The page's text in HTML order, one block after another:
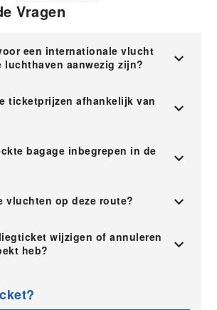
Vragen
een internationale vlucht
luchthaven aanwezig zijn?
ticketprijzen afhankelijk van
bagage inbegrepen in de
vluchten op deze route?
wijzigen of annuleren
heb?